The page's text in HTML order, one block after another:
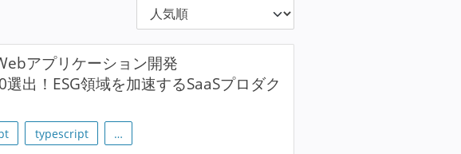
アプリケーション開発
出！ESG領域を加速するSaaSプロダク
typescript …